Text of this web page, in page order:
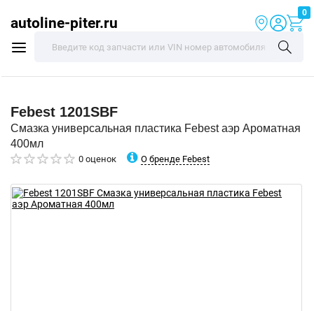
autoline-piter.ru
0
Febest 1201SBF
Смазка универсальная пластика Febest аэр Ароматная
400мл
0 оценок О бренде Febest